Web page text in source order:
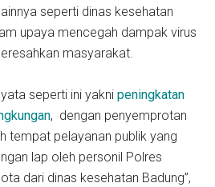
seperti dinas kesehatan
upaya mencegah dampak virus
masyarakat.
seperti ini yaknipeningkatan
, dengan penyemprotan
tempat pelayanan publik yang
lap oleh personil Polres
dari dinas kesehatan Badung”,